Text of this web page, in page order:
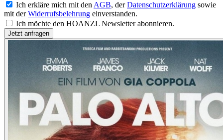
Ich erkläre mich mit den AGB, derDatenschutzerklärung sowie
mit derWiderrufsbelehrung einverstanden.
Ich möchte den HOANZL Newsletter abonnieren.